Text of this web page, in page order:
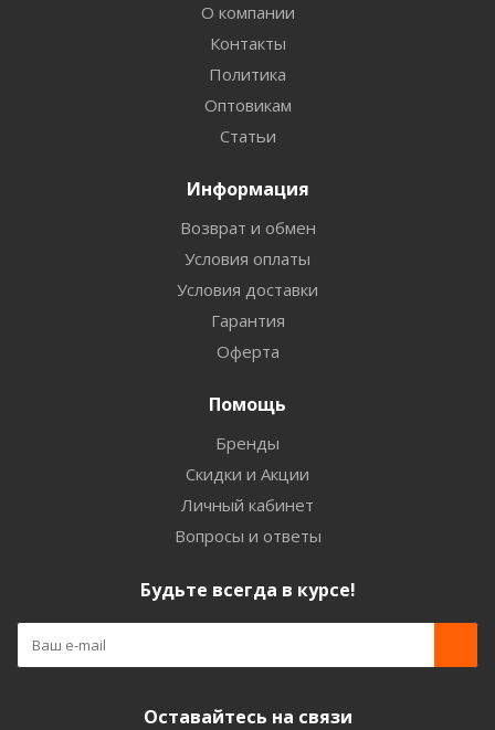
О компании
Контакты
Политика
Оптовикам
Статьи
Информация
Возврат и обмен
Условия оплаты
Условия доставки
Гарантия
Оферта
Помощь
Бренды
Скидки и Акции
Личный кабинет
Вопросы и ответы
Будьте всегда в курсе!
Оставайтесь на связи